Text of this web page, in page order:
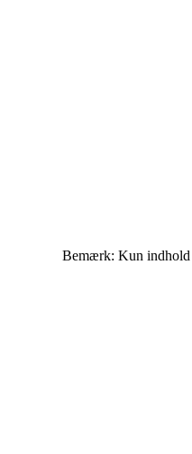
Bemærk: Kun indhold